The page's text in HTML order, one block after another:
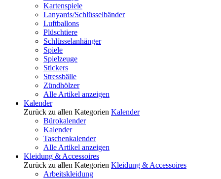
Kartenspiele
Lanyards/Schlüsselbänder
Luftballons
Plüschtiere
Schlüsselanhänger
Spiele
Spielzeuge
Stickers
Stressbälle
Zündhölzer
Alle Artikel anzeigen
Kalender
Zurück zu allen Kategorien Kalender
Bürokalender
Kalender
Taschenkalender
Alle Artikel anzeigen
Kleidung & Accessoires
Zurück zu allen Kategorien Kleidung & Accessoires
Arbeitskleidung